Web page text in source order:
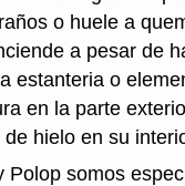
o huele a
a pesar de
estanteria o
en la parte
hielo en su
Polop somos